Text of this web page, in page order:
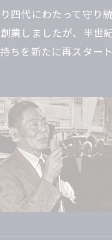
四代にわたって守り
業しましたが、半世
ちを新たに再スター